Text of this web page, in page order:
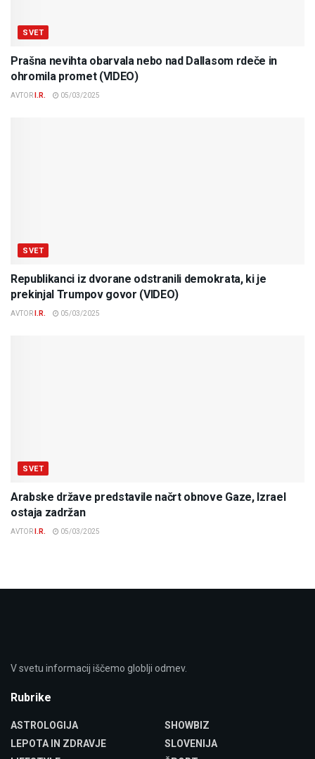
SVET
Prašna nevihta obarvala nebo nad Dallasom rdeče in
ohromila promet (VIDEO)
AVTOR I.R. 05/03/2025
SVET
Republikanci iz dvorane odstranili demokrata, ki je
prekinjal Trumpov govor (VIDEO)
AVTOR I.R. 05/03/2025
SVET
Arabske države predstavile načrt obnove Gaze, Izrael
ostaja zadržan
AVTOR I.R. 05/03/2025
V svetu informacij iščemo globlji odmev.
Rubrike
ASTROLOGIJA
LEPOTA IN ZDRAVJE
SHOWBIZ
SLOVENIJA